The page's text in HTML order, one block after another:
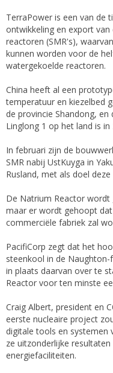
TerraPower is een van de
ontwikkeling en export
reactoren (SMR's),
kunnen worden voor de
watergekoelde reactoren.
China heeft al een
temperatuur en kiezelbed
de provincie Shandong,
Linglong 1 op het land is
In februari zijn de
SMR nabij UstKuyga in
Rusland, met als doel
De Natrium Reactor
maar er wordt gehoopt
commerciële fabriek zal
PacifiCorp zegt dat het
steenkool in de Naughton-
in plaats daarvan over te
Reactor voor ten minste
Craig Albert, president en
eerste nucleaire project
digitale tools en systemen
ze uitzonderlijke
energiefaciliteiten.